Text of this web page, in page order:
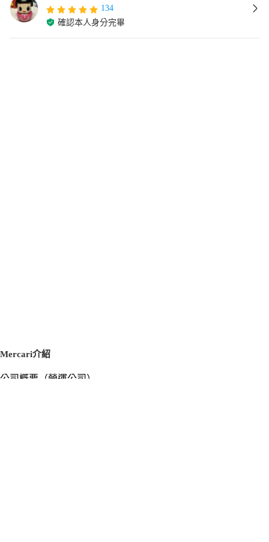
134
確認本人身分完畢
Mercari介紹
公司概要（營運公司）